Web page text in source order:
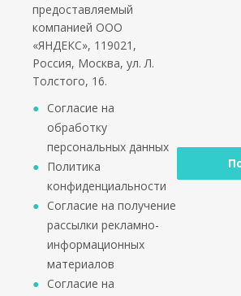
Социальные сети
*работаем только с
2002 - 2026 © PuntoGroup -
мебели.
Производитель имеет право
техническую документацию с
изменениями во внешнем виде
ООО «Алюдеко-К» ИНН
предоставляемый
компанией ООО
«ЯНДЕКС», 119021,
Россия, Москва, ул. Л.
Толстого, 16.
Согласие на
обработку
персональных данных
Политика
конфиденциальности
Согласие на получение
рассылки рекламно-
информационных
материалов
Согласие на